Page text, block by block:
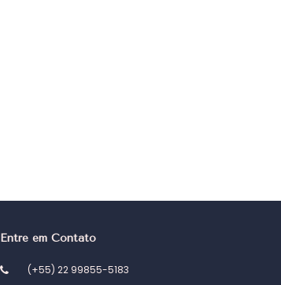
Entre em Contato
(+55) 22 99855-5183